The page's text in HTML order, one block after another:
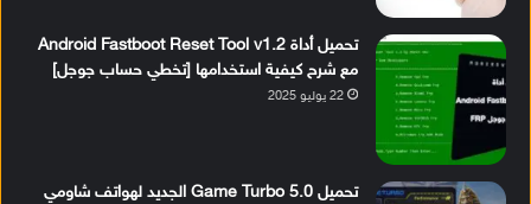
تحميل أداة Android Fastboot Reset Tool v1.2
مع شرح كيفية استخدامها [تخطي حساب جوجل]
22 يوليو 2025
تحميل Game Turbo 5.0 الجديد لهواتف شاومي